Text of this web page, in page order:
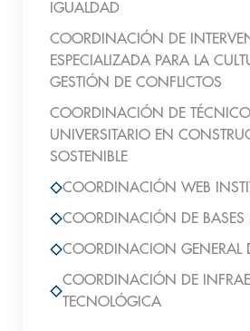
IGUALDAD
COORDINACIÓN DE
ESPECIALIZADA PARA LA
GESTIÓN DE CONFLICTOS
COORDINACIÓN DE TÉCNICO
UNIVERSITARIO EN
SOSTENIBLE
COORDINACIÓN WEB
COORDINACIÓN DE BASES
COORDINACION GENERAL
COORDINACIÓN DE
TECNOLÓGICA